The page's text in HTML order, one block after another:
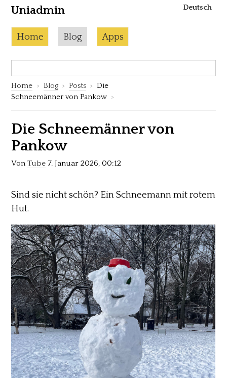
Uniadmin Deutsch
Skip to content
Home Current page:
Blog Apps
Home Blog Posts
Die
Schneemänner von Pankow
Die Schneemänner von
Pankow
VonTube 7. Januar 2026, 00:12
Sind sie nicht schön? Ein Schneemann mit rotem
Hut.